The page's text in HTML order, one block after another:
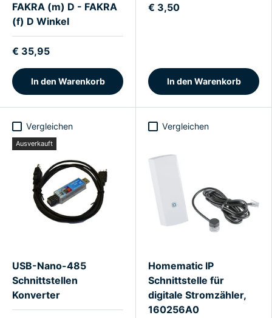
FAKRA (m) D - FAKRA
(f) D Winkel
€ 35,95
In den Warenkorb
€ 3,50
In den Warenkorb
Vergleichen
Ausverkauft
USB-Nano-485
Schnittstellen
Konverter
Vergleichen
Homematic IP
Schnittstelle für
digitale Stromzähler,
160256A0